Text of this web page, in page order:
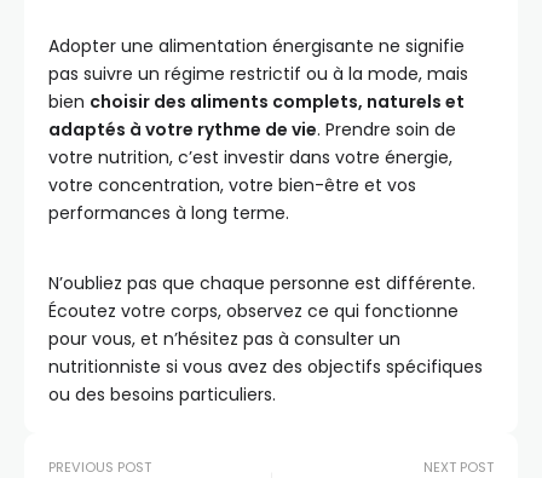
Adopter une alimentation énergisante ne signifie
pas suivre un régime restrictif ou à la mode, mais
bien choisir des aliments complets, naturels et
adaptés à votre rythme de vie. Prendre soin de
votre nutrition, c’est investir dans votre énergie,
votre concentration, votre bien-être et vos
performances à long terme.
N’oubliez pas que chaque personne est différente.
Écoutez votre corps, observez ce qui fonctionne
pour vous, et n’hésitez pas à consulter un
nutritionniste si vous avez des objectifs spécifiques
ou des besoins particuliers.
PREVIOUS POST NEXT POST